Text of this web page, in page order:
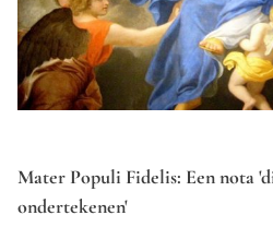
Mater Populi Fidelis: Een nota
ondertekenen'